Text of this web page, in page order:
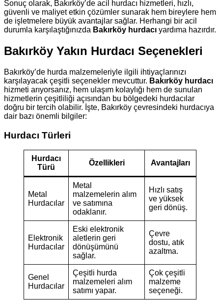
Sonuç olarak, Bakırköy’de acil hurdacı hizmetleri, hızlı,
güvenli ve maliyet etkin çözümler sunarak hem bireylere hem
de işletmelere büyük avantajlar sağlar. Herhangi bir acil
durumla karşılaştığınızda Bakırköy hurdacı yardıma hazırdır.
Bakırköy Yakın Hurdacı Seçenekleri
Bakırköy’de hurda malzemeleriyle ilgili ihtiyaçlarınızı
karşılayacak çeşitli seçenekler mevcuttur. Bakırköy hurdacı
hizmeti arıyorsanız, hem ulaşım kolaylığı hem de sunulan
hizmetlerin çeşitliliği açısından bu bölgedeki hurdacılar
doğru bir tercih olabilir. İşte, Bakırköy çevresindeki hurdacıya
dair bazı önemli bilgiler:
Hurdacı Türleri
Hurdacı
Türü
Özellikleri Avantajları
Metal
Hurdacılar
Metal
malzemelerin alım
ve satımına
odaklanır.
Hızlı satış
ve yüksek
geri dönüş.
Elektronik
Hurdacılar
Eski elektronik
aletlerin geri
dönüşümünü
sağlar.
Çevre
dostu, atık
azaltma.
Genel
Hurdacılar
Çeşitli hurda
malzemeleri alım
satımı yapar.
Çok çeşitli
malzeme
seçeneği.